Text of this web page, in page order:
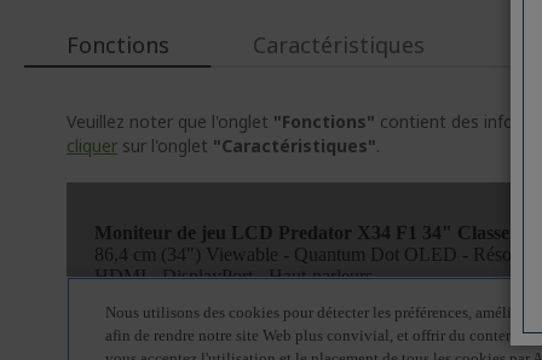
Fonctions
Veuillez noter que l'onglet "Fonctions" contient des
cliquer sur l'onglet "Caractéristiques".
Caractéristiques